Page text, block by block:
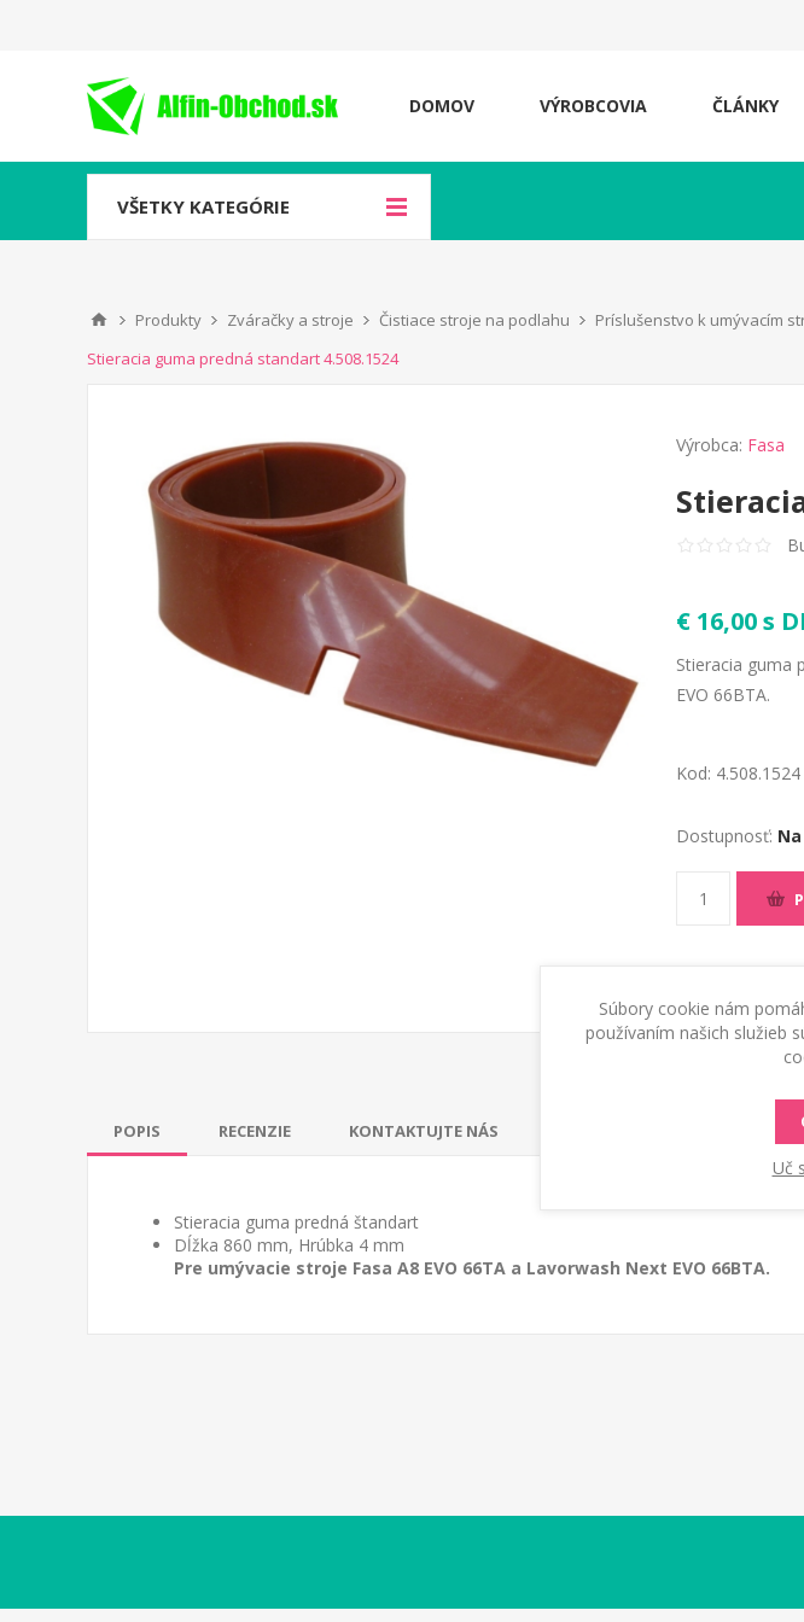
DOMOV VÝROBCOVIA ČLÁNKY
VŠETKY KATEGÓRIE
Produkty Zváračky a stroje Čistiace stroje na podlahu Príslušenstvo k umývacím
Stieracia guma predná standart 4.508.1524
Výrobca: Fasa
€ 16,00 s
Stieracia guma
EVO 66BTA.
Kod: 4.508.1524
Dostupnosť:
POPIS RECENZIE KONTAKTUJTE NÁS
Stieracia guma predná štandart
Dĺžka 860 mm, Hrúbka 4 mm
Pre umývacie stroje Fasa A8 EVO 66TA a Lavorwash Next EVO 66BTA.
Súbory cookie nám
používaním našich služieb
Uč